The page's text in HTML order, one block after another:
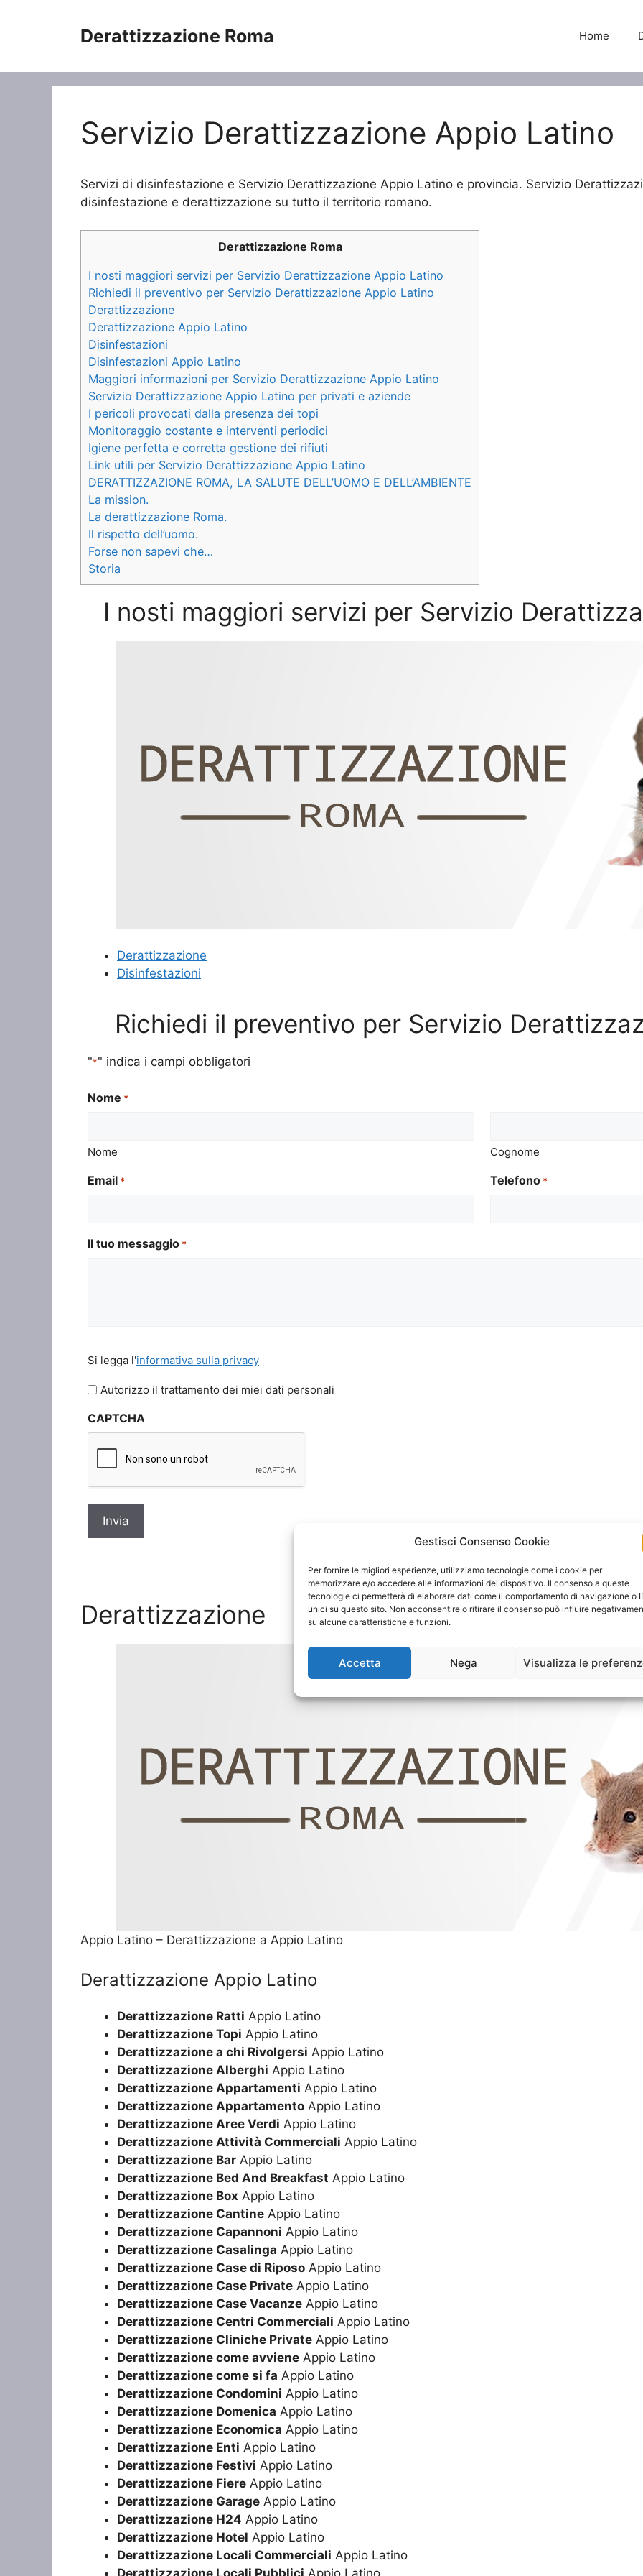
Gestisci Consenso Cookie
Per fornire le migliori esperienze, utilizziamo tecnologie come i cookie per
memorizzare e/o accedere alle informazioni del dispositivo. Il consenso a queste
tecnologie ci permetterà di elaborare dati come il comportamento di navigazione o
unici su questo sito. Non acconsentire o ritirare il consenso può influire
su alcune caratteristiche e funzioni.
Accetta Nega Visualizza le
Derattizzazione Roma Home
Servizio Derattizzazione Appio Latino
Servizi di disinfestazione e Servizio Derattizzazione Appio Latino e provincia. Servizio
disinfestazione e derattizzazione su tutto il territorio romano.
Derattizzazione Roma
I nosti maggiori servizi per Servizio Derattizzazione Appio Latino
Richiedi il preventivo per Servizio Derattizzazione Appio Latino
Derattizzazione
Derattizzazione Appio Latino
Disinfestazioni
Disinfestazioni Appio Latino
Maggiori informazioni per Servizio Derattizzazione Appio Latino
Servizio Derattizzazione Appio Latino per privati e aziende
I pericoli provocati dalla presenza dei topi
Monitoraggio costante e interventi periodici
Igiene perfetta e corretta gestione dei rifiuti
Link utili per Servizio Derattizzazione Appio Latino
DERATTIZZAZIONE ROMA, LA SALUTE DELL’UOMO E DELL’AMBIENTE
La mission.
La derattizzazione Roma.
Il rispetto dell’uomo.
Forse non sapevi che…
Storia
I nosti maggiori servizi per Servizio
Derattizzazione
Disinfestazioni
Richiedi il preventivo per Servizio
"*" indica i campi obbligatori
Nome *
Nome Cognome
Email * Telefono *
Il tuo messaggio *
legga
l'informativa
privacy
Si legga l'informativa sulla privacy
Autorizzo il trattamento dei miei dati personali
CAPTCHA
Derattizzazione
Appio Latino – Derattizzazione a Appio Latino
Derattizzazione Appio Latino
Derattizzazione Ratti Appio Latino
Derattizzazione Topi Appio Latino
Derattizzazione a chi Rivolgersi Appio Latino
Derattizzazione Alberghi Appio Latino
Derattizzazione Appartamenti Appio Latino
Derattizzazione Appartamento Appio Latino
Derattizzazione Aree Verdi Appio Latino
Derattizzazione Attività Commerciali Appio Latino
Derattizzazione Bar Appio Latino
Derattizzazione Bed And Breakfast Appio Latino
Derattizzazione Box Appio Latino
Derattizzazione Cantine Appio Latino
Derattizzazione Capannoni Appio Latino
Derattizzazione Casalinga Appio Latino
Derattizzazione Case di Riposo Appio Latino
Derattizzazione Case Private Appio Latino
Derattizzazione Case Vacanze Appio Latino
Derattizzazione Centri Commerciali Appio Latino
Derattizzazione Cliniche Private Appio Latino
Derattizzazione come avviene Appio Latino
Derattizzazione come si fa Appio Latino
Derattizzazione Condomini Appio Latino
Derattizzazione Domenica Appio Latino
Derattizzazione Economica Appio Latino
Derattizzazione Enti Appio Latino
Derattizzazione Festivi Appio Latino
Derattizzazione Fiere Appio Latino
Derattizzazione Garage Appio Latino
Derattizzazione H24 Appio Latino
Derattizzazione Hotel Appio Latino
Derattizzazione Locali Commerciali Appio Latino